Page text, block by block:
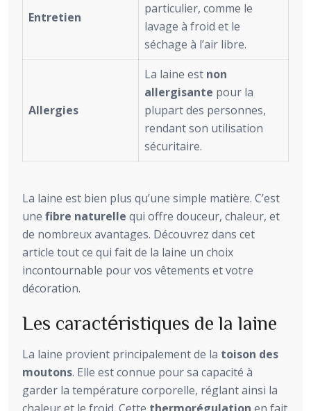
Entretien
particulier, comme le
lavage à froid et le
séchage à l’air libre.
Allergies
La laine est non
allergisante pour la
plupart des personnes,
rendant son utilisation
sécuritaire.
La laine est bien plus qu’une simple matière. C’est
une fibre naturelle qui offre douceur, chaleur, et
de nombreux avantages. Découvrez dans cet
article tout ce qui fait de la laine un choix
incontournable pour vos vêtements et votre
décoration.
Les caractéristiques de la laine
La laine provient principalement de la toison des
moutons. Elle est connue pour sa capacité à
garder la température corporelle, réglant ainsi la